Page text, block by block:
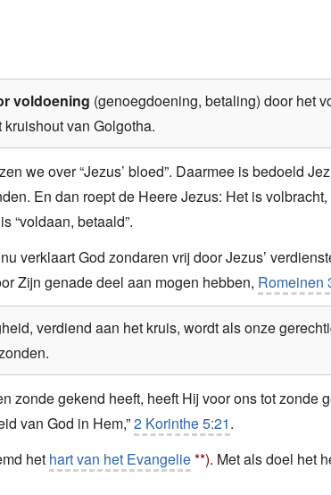
voldoening (genoegdoening, betaling) door het
van Golgotha.
we over “Jezus’ bloed”. Daarmee is bedoeld
En dan roept de Heere Jezus: Het is
“voldaan, betaald”.
verklaart God zondaren vrij door Jezus’
Zijn genade deel aan mogen hebben, Romeinen
verdiend aan het kruis, wordt als onze
zonde gekend heeft, heeft Hij voor ons tot zonde
van God in Hem,”2 Korinthe 5:21.
het hart van het Evangelie**). Met als doel het